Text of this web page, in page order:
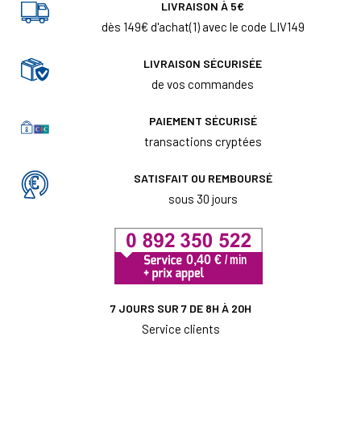
LIVRAISON À 5€
dès 149€ d'achat(1) avec le code LIV149
LIVRAISON SÉCURISÉE
de vos commandes
PAIEMENT SÉCURISÉ
transactions cryptées
SATISFAIT OU REMBOURSÉ
sous 30 jours
7 JOURS SUR 7 DE 8H À 20H
Service clients